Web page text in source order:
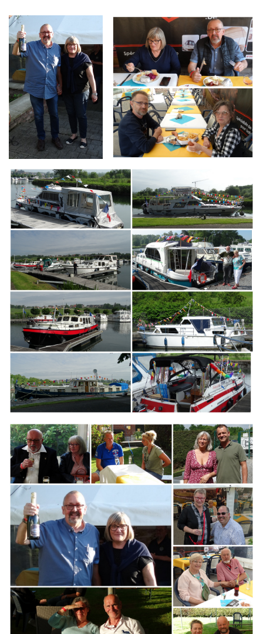
Branding
ARMCHAIR ARMCHAIR
Branding
ARMCHAIR
Branding
ARMCHAIR